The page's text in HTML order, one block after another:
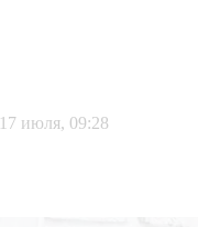
17 июля, 09:28